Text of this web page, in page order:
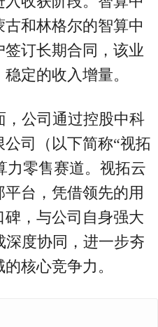
和林格尔的智算中
订长期合同，该业
定的收入增量。
，公司通过控股中科
司（以下简称“视拓
力零售赛道。视拓云
台，凭借领先的用
碑，与公司自身强大
度协同，进一步夯
核心竞争力。